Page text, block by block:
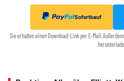
Sofortkauf
Sie erhalten einen Download-Link per E-Mail.